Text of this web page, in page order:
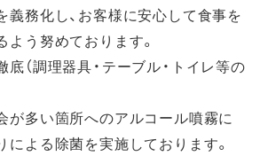
義務化し、お客様に安心して食事を
う努めております。
（調理器具・テーブル・トイレ等の
が多い箇所へのアルコール噴霧に
による除菌を実施しております。